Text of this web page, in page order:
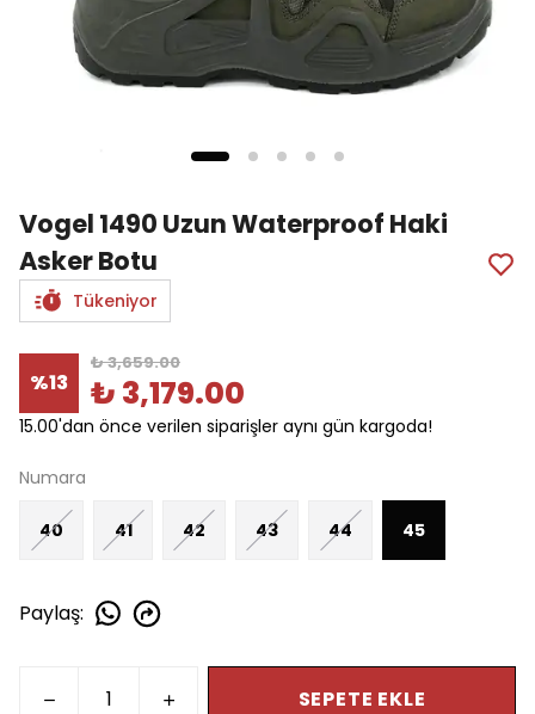
Vogel 1490 Uzun Waterproof Haki
Asker Botu
Tükeniyor
%13
₺ 3,659.00
₺ 3,179.00
15.00'dan önce verilen siparişler aynı gün kargoda!
Numara
40 41 42 43 44 45
Paylaş:
SEPETE EKLE